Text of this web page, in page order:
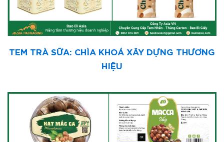
TEM TRÀ SỮA: CHÌA KHOÁ XÂY DỰNG THƯƠNG
HIỆU